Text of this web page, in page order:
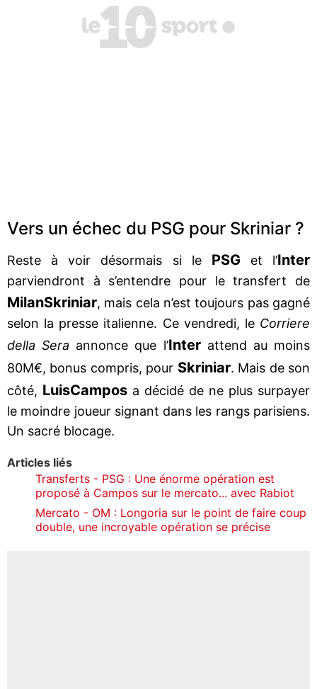
Vers un échec du PSG pour Skriniar ?
Reste à voir désormais si le PSGet l’Inter
parviendront à s’entendre pour le transfert de
MilanSkriniar, mais cela n’est toujours pas gagné
selon la presse italienne. Ce vendredi, le Corriere
della Sera annonce que l’Interattend au moins
80M€, bonus compris, pour Skriniar. Mais de son
côté, LuisCampos a décidé de ne plus surpayer
le moindre joueur signant dans les rangs parisiens.
Un sacré blocage.
Articles liés
Transferts - PSG : Une énorme opération est
proposé à Campos sur le mercato... avec Rabiot
Mercato - OM : Longoria sur le point de faire coup
double, une incroyable opération se précise